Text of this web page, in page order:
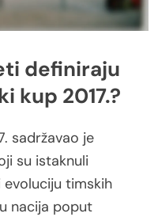
definiraju
kup 2017.?
sadržavao je
su istaknuli
evoluciju timskih
nacija poput